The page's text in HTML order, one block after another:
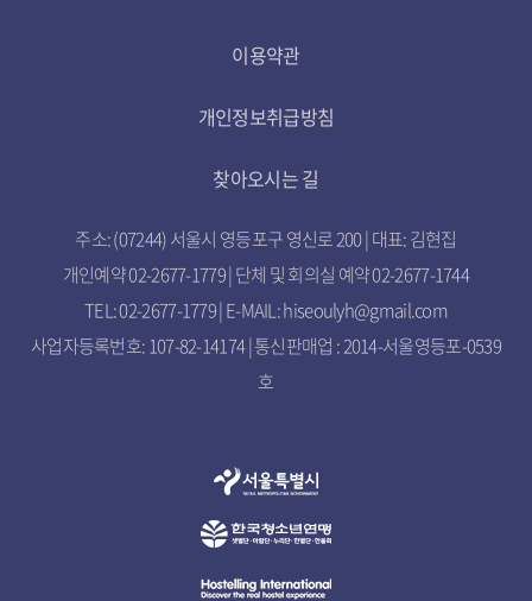
이용약관
개인정보취급방침
찾아오시는 길
주소: (07244) 서울시 영등포구 영신로 200 | 대표: 김현집
개인예약 02-2677-1779 | 단체 및 회의실 예약 02-2677-1744
TEL: 02-2677-1779 | E-MAIL: hiseoulyh@gmail.com
사업자등록번호: 107-82-14174 | 통신판매업 : 2014-서울영등포-0539
호